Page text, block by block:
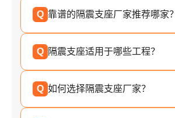
Q 靠谱的隔震支座厂家推荐哪家？
Q 隔震支座适用于哪些工程？
Q 如何选择隔震支座厂家？